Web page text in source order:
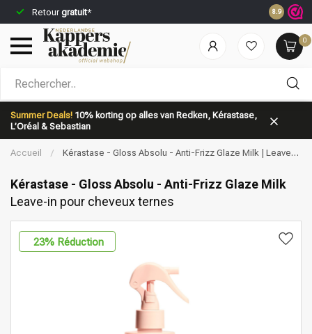
Retourgratuit*
jour même*
8.9
0
Summer Deals! 10% korting op alles van Redken, Kérastase,
L’Oréal & Sebastian
Quelle catégorie recherchez-vous?
Marques Soins capillaires
Accueil /
Kérastase - Gloss Absolu - Anti-Frizz Glaze Milk | Leave-
Kérastase - Gloss Absolu - Anti-Frizz Glaze Milk
Leave-in pour cheveux ternes
23% Réduction